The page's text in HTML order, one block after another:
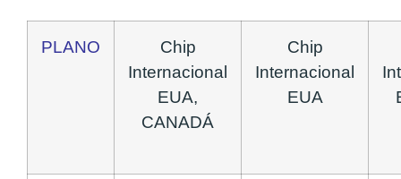
PLANO
Chip
Internacional
EUA,
CANADÁ
Chip
Internacional
EUA